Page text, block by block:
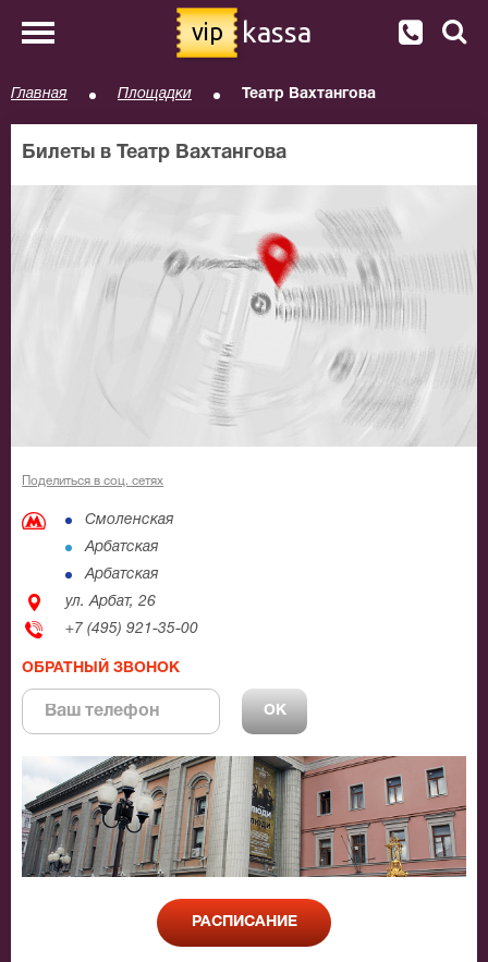
vip kassa
Главная Площадки Театр Вахтангова
Билеты в Театр Вахтангова
Поделиться в соц. сетях
Смоленская
Арбатская
Арбатская
ул. Арбат, 26
+7 (495) 921-35-00
ОБРАТНЫЙ ЗВОНОК
РАСПИСАНИЕ